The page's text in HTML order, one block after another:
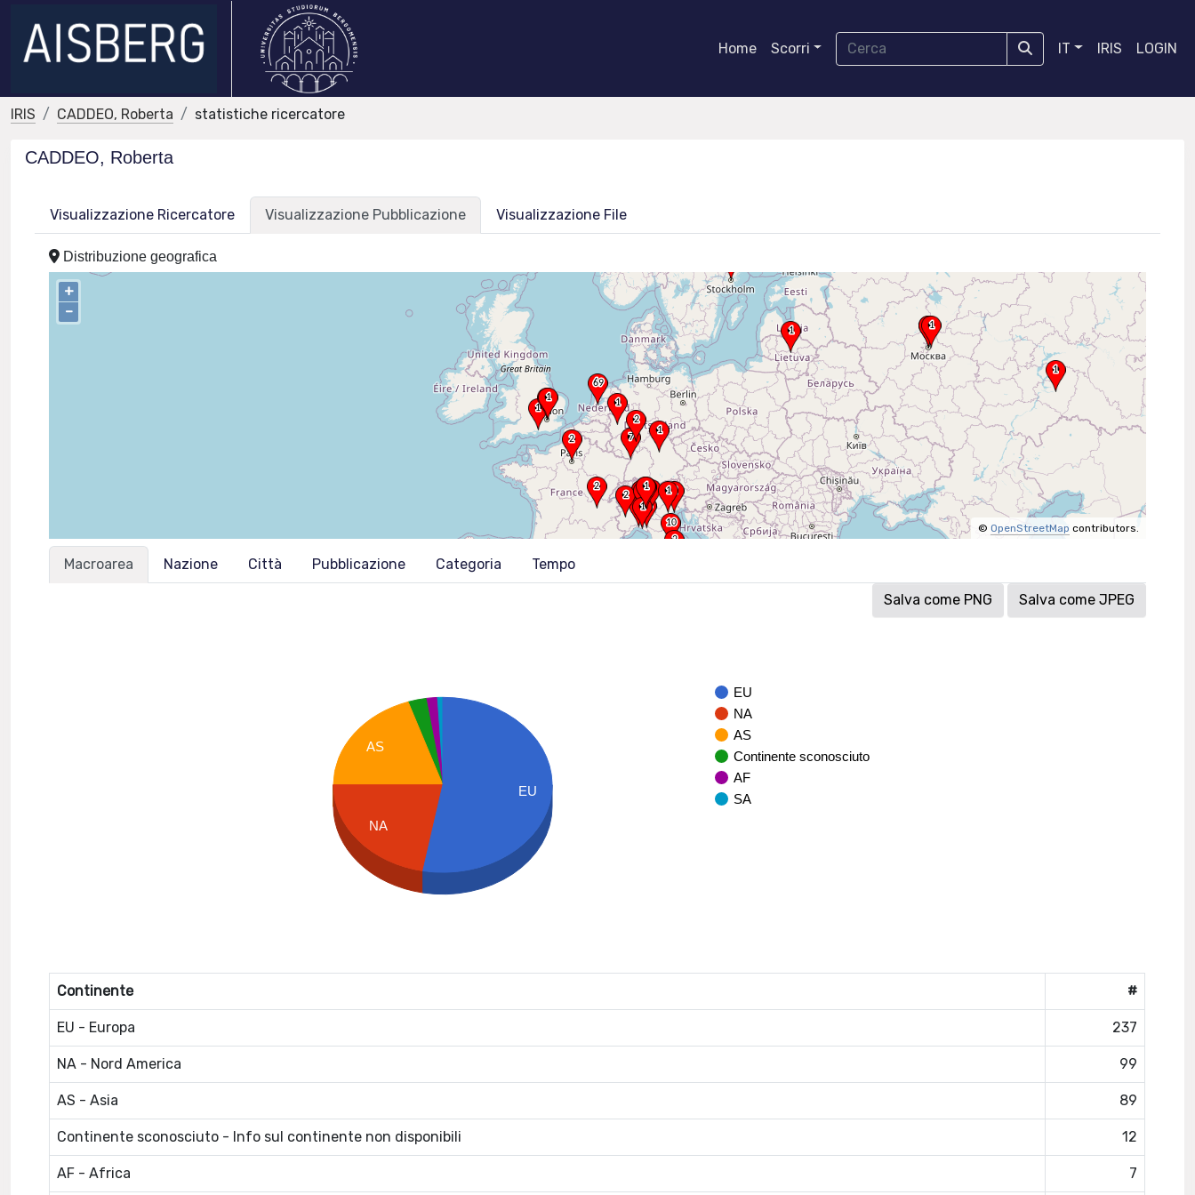
Home Scorri IT IRIS LOGIN
IRIS CADDEO, Roberta statistiche ricercatore
CADDEO, Roberta
Visualizzazione Ricercatore Visualizzazione Pubblicazione Visualizzazione File
Distribuzione geografica
+
–
© OpenStreetMap contributors.
Macroarea Nazione Città Pubblicazione Categoria Tempo
Salva come PNG Salva come JPEG
EU
NA
AS
Continente sconosciuto
AF
SA
AS
NA
EU
Continente #
EU - Europa 237
NA - Nord America 99
AS - Asia 89
Continente sconosciuto - Info sul continente non disponibili 12
AF - Africa 7